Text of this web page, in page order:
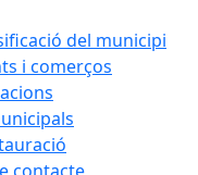
del municipi
i comerços